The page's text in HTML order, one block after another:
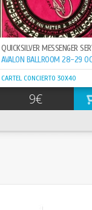
QUICKSILVER MESSENGER
CARTEL CONCIERTO 30X40
9€